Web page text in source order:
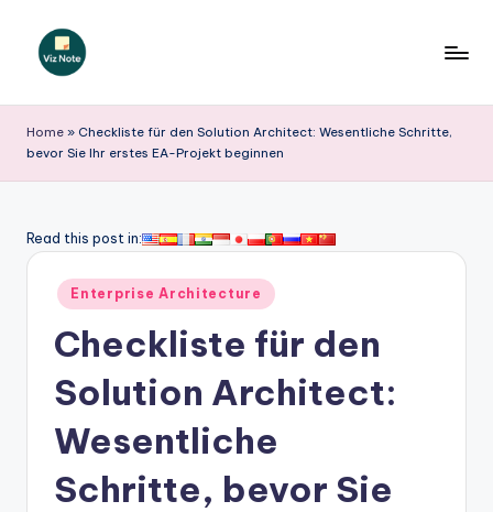
iz
N
t
m
Home » Checkliste für den Solution Architect: Wesentliche Schritte,
bevor Sie Ihr erstes EA-Projekt beginnen
Read this post in:
Posted
in
Enterprise Architecture
Checkliste für den
Solution Architect:
Wesentliche
Schritte, bevor Sie